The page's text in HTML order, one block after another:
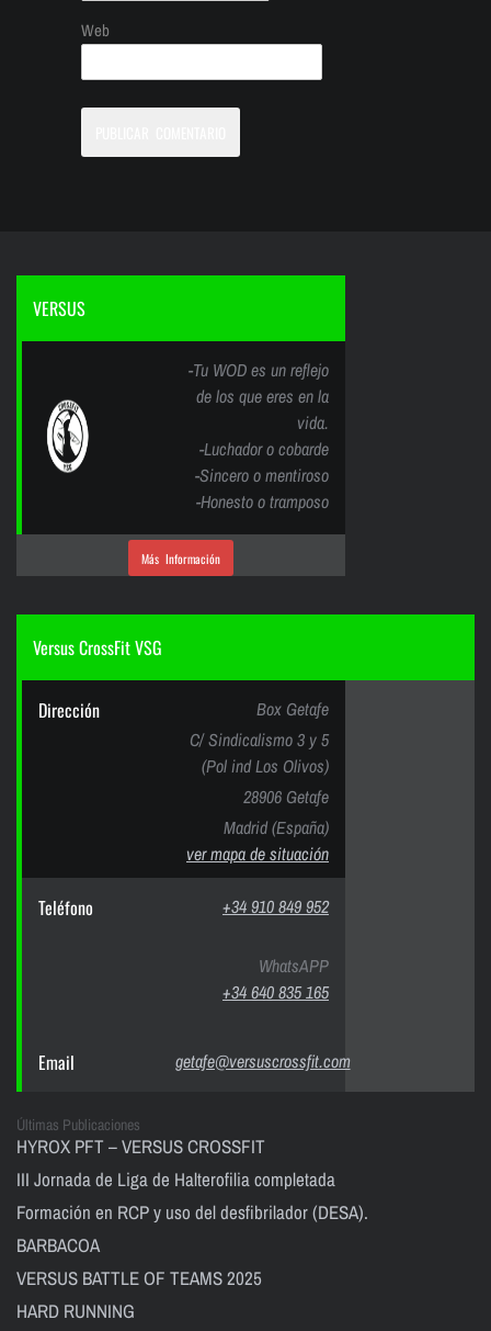
Web
VERSUS
-Tu WOD es un reflejo
de los que eres en la
vida.
-Luchador o cobarde
-Sincero o mentiroso
-Honesto o tramposo
Más Información
Versus CrossFit VSG
Dirección
Box Getafe
C/ Sindicalismo 3 y 5
(Pol ind Los Olivos)
28906 Getafe
Madrid (España)
ver mapa de situación
Teléfono +34 910 849 952
WhatsAPP
+34 640 835 165
Email getafe@versuscrossfit.com
Últimas Publicaciones
HYROX PFT – VERSUS CROSSFIT
III Jornada de Liga de Halterofilia completada
Formación en RCP y uso del desfibrilador (DESA).
BARBACOA
VERSUS BATTLE OF TEAMS 2025
HARD RUNNING